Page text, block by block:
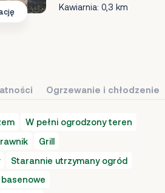
Kawiarnia: 0,3 km
Ogrzewanie i chłodzenie
W pełni ogrodzony teren
Grill
Starannie utrzymany ogród